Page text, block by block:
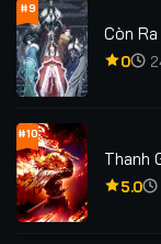
#9
Còn
0
#10
Thanh
5.0